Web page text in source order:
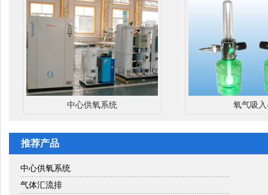
中心供氧系统 氧气吸
推荐产品
中心供氧系统
气体汇流排